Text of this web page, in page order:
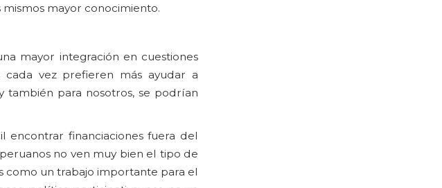
mayor conocimiento.
mayor integración en cuestiones
cada vez prefieren más ayudar a
también para nosotros, se podrían
encontrar financiaciones fuera del
no ven muy bien el tipo de
como un trabajo importante para el